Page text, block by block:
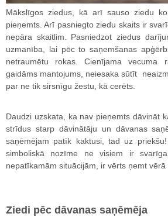
Mākslīgos ziedus, kā arī sauso ziedu
pieņemts. Arī pasniegto ziedu skaits ir
nepāra skaitlim. Pasniedzot ziedus
uzmanība, lai pēc to saņemšanas
netraumētu rokas. Cienījama vecuma
gaidāms mantojums, neiesaka sūtīt
par ne tik sirsnīgu žestu, kā cerēts.
Daudzi uzskata, ka nav pieņemts dāvināt
strīdus starp dāvinātāju un dāvanas
saņēmējam patīk kaktusi, tad uz
simboliskā nozīme ne visiem ir
nepatīkamām situācijām, ir vērts ņemt vērā
Ziedi pēc dāvanas saņēmēja